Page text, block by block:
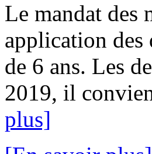
Le mandat des
application
de 6 ans. Les
2019, il
plus]